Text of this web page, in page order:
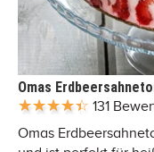
Omas
131
Omas